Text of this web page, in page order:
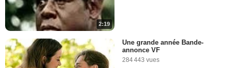
2:19
Une grande année Bande-
annonce VF
284 443 vues